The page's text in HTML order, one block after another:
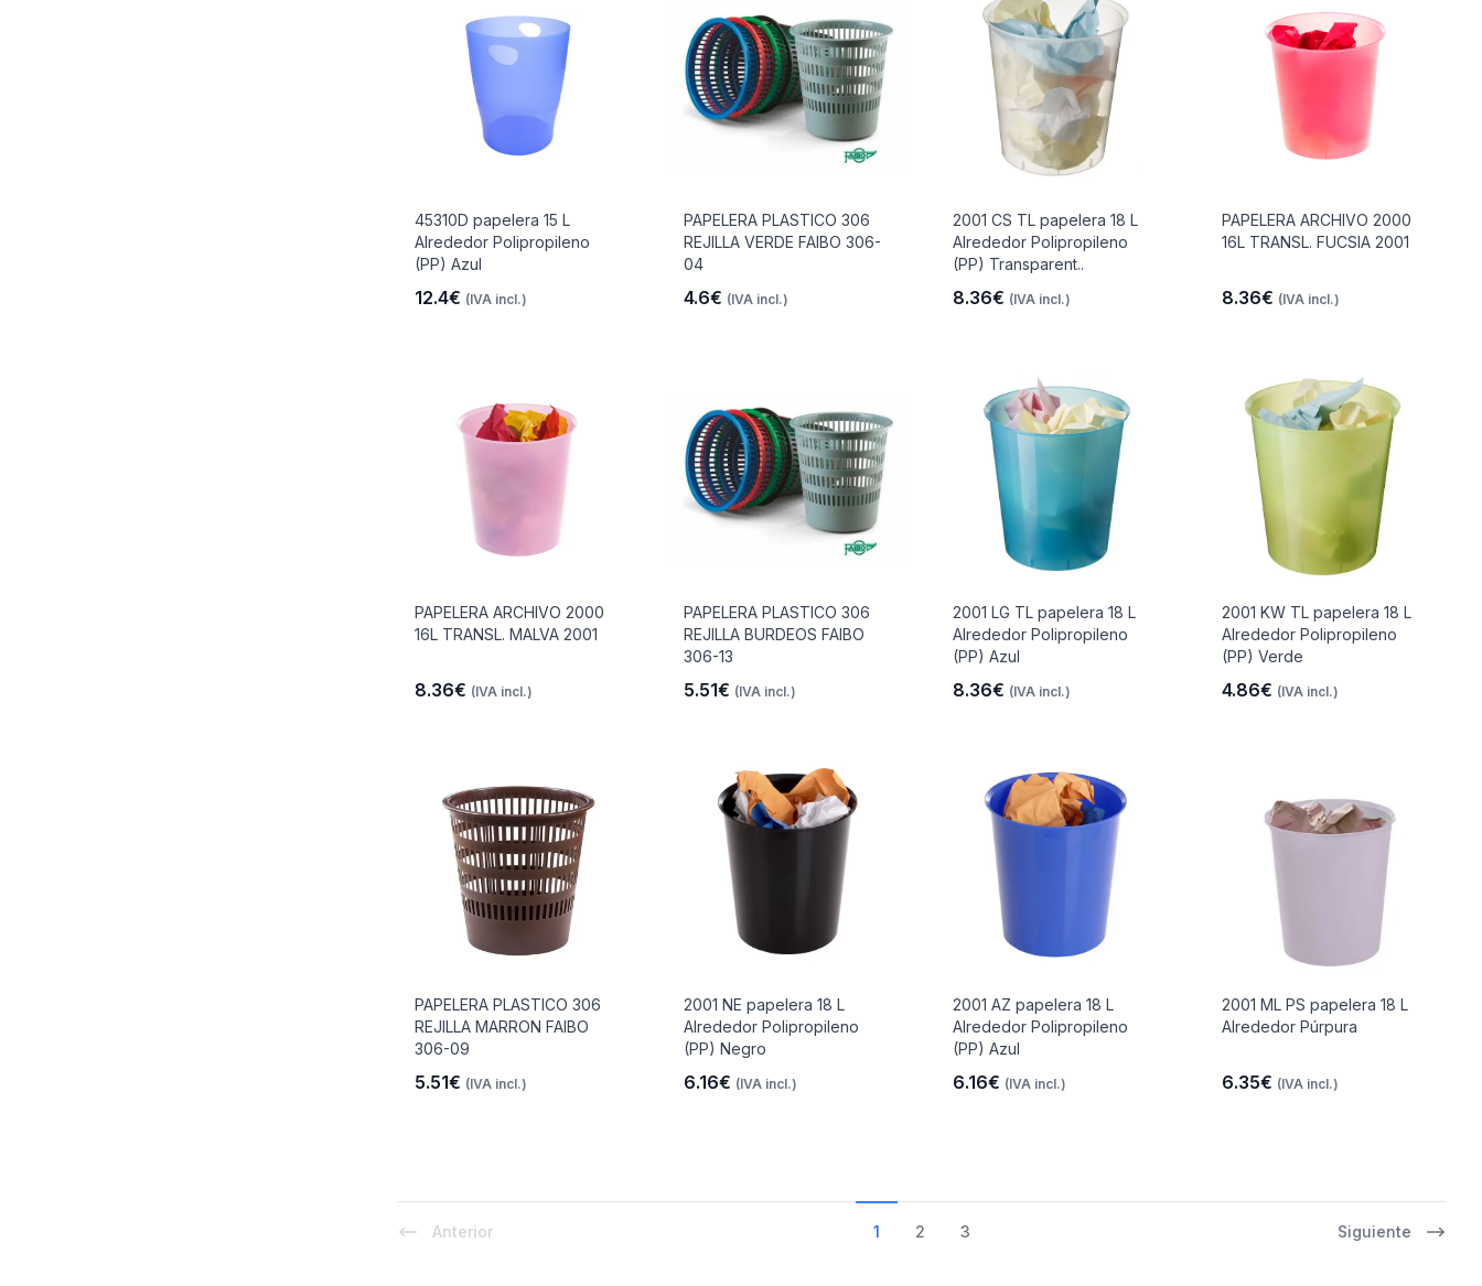
45310D papelera 15 L
Alrededor Polipropileno
(PP) Azul
12.4€ (IVA incl.)
PAPELERA PLASTICO 306
REJILLA VERDE FAIBO 306-
04
4.6€ (IVA incl.)
2001 CS TL papelera 18 L
Alrededor Polipropileno
(PP) Transparent..
8.36€ (IVA incl.)
PAPELERA ARCHIVO 2000
16L TRANSL. FUCSIA 2001
8.36€ (IVA incl.)
PAPELERA ARCHIVO 2000
16L TRANSL. MALVA 2001
8.36€ (IVA incl.)
PAPELERA PLASTICO 306
REJILLA BURDEOS FAIBO
306-13
5.51€ (IVA incl.)
2001 LG TL papelera 18 L
Alrededor Polipropileno
(PP) Azul
8.36€ (IVA incl.)
2001 KW TL papelera 18 L
Alrededor Polipropileno
(PP) Verde
4.86€ (IVA incl.)
PAPELERA PLASTICO 306
REJILLA MARRON FAIBO
306-09
5.51€ (IVA incl.)
2001 NE papelera 18 L
Alrededor Polipropileno
(PP) Negro
6.16€ (IVA incl.)
2001 AZ papelera 18 L
Alrededor Polipropileno
(PP) Azul
6.16€ (IVA incl.)
2001 ML PS papelera 18 L
Alrededor Púrpura
6.35€ (IVA incl.)
Anterior 1 2 3 Siguiente